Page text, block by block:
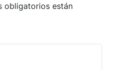
obligatorios están